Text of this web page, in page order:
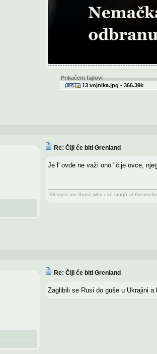
Prikačeni fajlovi
13 vojnika.jpg - 366.39k
Re: Čiji će biti Grenland
Je l' ovde ne važi ono "čije ovce,
Blessed are those who can laugh at
Re: Čiji će biti Grenland
Zaglibili se Rusi do guše u Ukrajini